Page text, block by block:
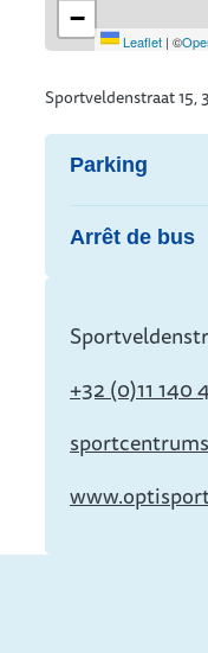
−
Leaflet | ©
Sportveldenstraat
Parking
Arrêt de bus
Info
+32 (0)11 140